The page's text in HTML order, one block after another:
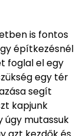
is fontos
építkezésnél
foglal el egy
egy tér
segít
kapjunk
úgy mutassuk